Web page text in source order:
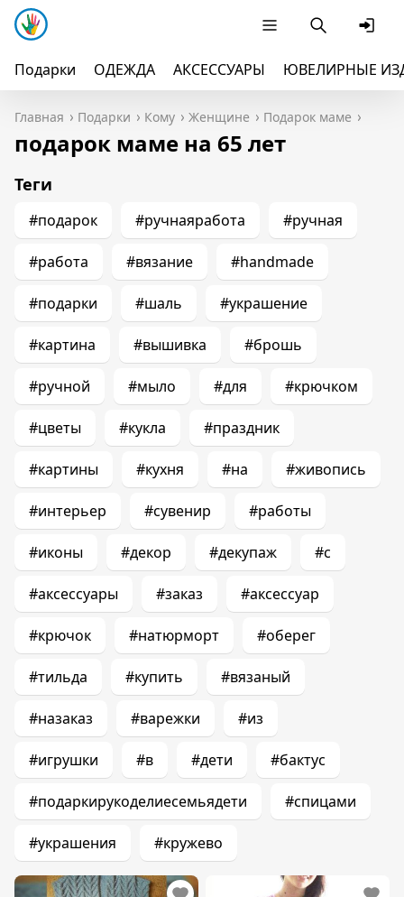
Подарки ОДЕЖДА АКСЕССУАРЫ ЮВЕЛИРНЫЕ
Главная Подарки Кому Женщине Подарок маме
подарок маме на 65 лет
Теги
#подарок #ручнаяработа #ручная
#работа #вязание #handmade
#подарки #шаль #украшение
#картина #вышивка #брошь
#ручной #мыло #для #крючком
#цветы #кукла #праздник
#картины #кухня #на #живопись
#интерьер #сувенир #работы
#иконы #декор #декупаж #с
#аксессуары #заказ #аксессуар
#крючок #натюрморт #оберег
#тильда #купить #вязаный
#назаказ #варежки #из
#игрушки #в #дети #бактус
#подаркирукоделиесемьядети #спицами
#украшения #кружево